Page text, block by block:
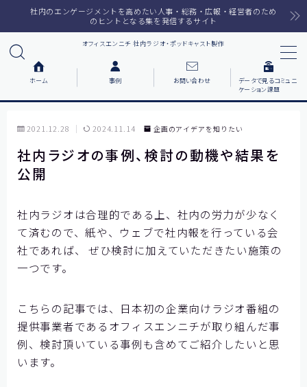
社内のエンゲージメントを高めたい人事・総務・広報・経営者のため
のヒントとなる集を発信するサイト
オフィスエンニチ 社内ラジオ・ポッドキャスト製作
MENU
ラジオメルマガ
サービス一覧
番組で紹介した音楽
事例について知りたい
各社の動機をまとめました
【神戸製鋼所様】
【住友ゴム工業様①】
【住友ゴム工業様②】
ホーム 事例 お問い合わせ
データで見るコミュニ
ケーション課題
2021.12.28 2024.11.14 企画のアイデアを知りたい
社内ラジオの事例、検討の動機や結果を
公開
社内ラジオは合理的である上、社内の労力が少なく
て済むので、紙や、ウェブで社内報を行っている会
社であれば、 ぜひ検討に加えていただきたい施策の
一つです。
こちらの記事では、日本初の企業向けラジオ番組の
提供事業者であるオフィスエンニチが取り組んだ事
例、検討頂いている事例も含めてご紹介したいと思
います。